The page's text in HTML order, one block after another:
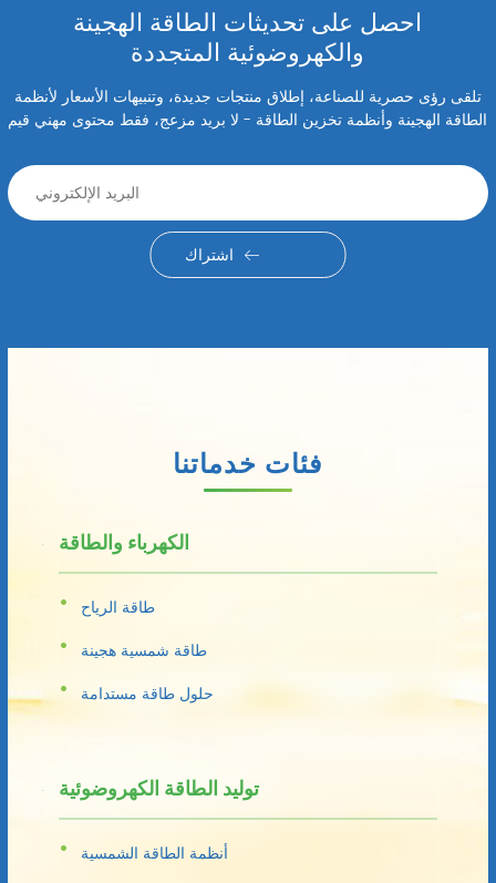
احصل على تحديثات الطاقة الهجينة
والكهروضوئية المتجددة
تلقى رؤى حصرية للصناعة، إطلاق منتجات جديدة، وتنبيهات الأسعار لأنظمة
الطاقة الهجينة وأنظمة تخزين الطاقة - لا بريد مزعج، فقط محتوى مهني قيم
اشتراك
فئات خدماتنا
الكهرباء والطاقة
طاقة الرياح
طاقة شمسية هجينة
حلول طاقة مستدامة
توليد الطاقة الكهروضوئية
أنظمة الطاقة الشمسية